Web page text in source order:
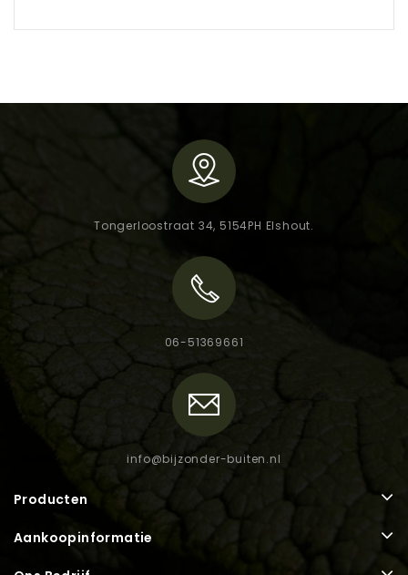
Tongerloostraat 34, 5154PH Elshout.
06-51369661
info@bijzonder-buiten.nl
Producten
Aankoopinformatie